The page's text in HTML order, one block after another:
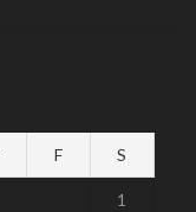
F S
1